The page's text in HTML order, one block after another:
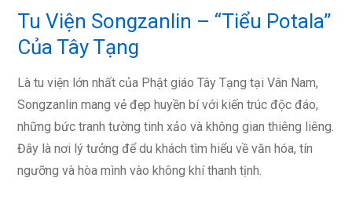
Tu Viện Songzanlin – “Tiểu Potala”
Của Tây Tạng
Là tu viện lớn nhất của Phật giáo Tây Tạng tại Vân Nam,
Songzanlin mang vẻ đẹp huyền bí với kiến trúc độc đáo,
những bức tranh tường tinh xảo và không gian thiêng liêng.
Đây là nơi lý tưởng để du khách tìm hiểu về văn hóa, tín
ngưỡng và hòa mình vào không khí thanh tịnh.